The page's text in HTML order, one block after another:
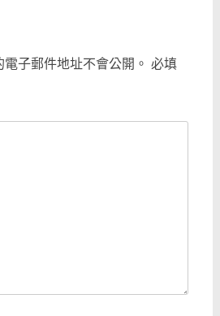
子郵件地址不會公開。 必填